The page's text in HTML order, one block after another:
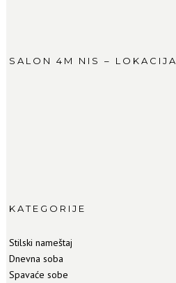
SALON 4M NIS – LOKACIJA
KATEGORIJE
Stilski nameštaj
Dnevna soba
Spavaće sobe